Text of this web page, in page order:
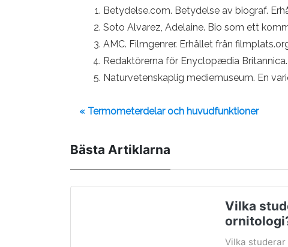
Betydelse.com. Betydelse av biograf.
Soto Alvarez, Adelaine. Bio som ett
AMC. Filmgenrer. Erhållet från
Redaktörerna för Enyclopædia
Naturvetenskaplig mediemuseum. En
« Termometerdelar och huvudfunktioner
Bästa Artiklarna
Vilka
Vilka